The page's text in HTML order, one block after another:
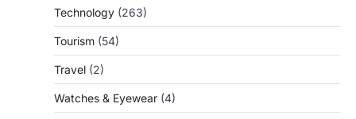
Technology (263)
Tourism (54)
Travel (2)
Watches & Eyewear (4)